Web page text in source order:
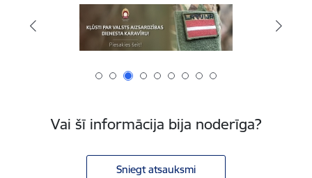
Vai šī informācija bija noderīga?
Sniegt atsauksmi